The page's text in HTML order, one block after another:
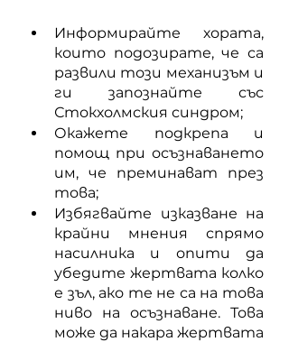
Информирайте хората,
които подозирате, че са
развили този механизъм и
ги запознайте със
Стокхолмския синдром;
Окажете подкрепа и
помощ при осъзнаването
им, че преминават през
това;
Избягвайте изказване на
крайни мнения спрямо
насилника и опити да
убедите жертвата колко
е зъл, ако те не са на това
ниво на осъзнаване. Това
може да накара жертвата